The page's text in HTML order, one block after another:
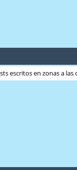
escritos en zonas a